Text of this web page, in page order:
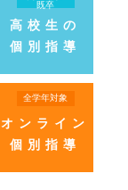
既卒
高校生の
個別指導
全学年対象
オンライン
個別指導